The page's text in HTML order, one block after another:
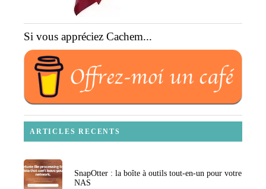
Si vous appréciez Cachem...
ARTICLES RECENTS
SnapOtter : la boîte à outils tout-en-un pour votre
NAS